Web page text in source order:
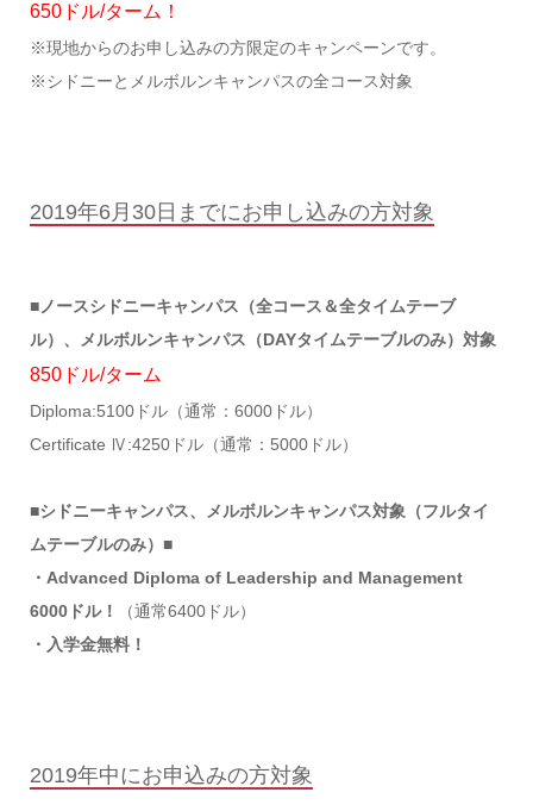
650ドル/ターム！
※現地からのお申し込みの方限定のキャンペーンです。
※シドニーとメルボルンキャンパスの全コース対象
2019年6月30日までにお申し込みの方対象
■ノースシドニーキャンパス（全コース＆全タイムテーブ
ル）、メルボルンキャンパス（DAYタイムテーブルのみ）対象
850ドル/ターム
Diploma:5100ドル（通常：6000ドル）
Certificate Ⅳ:4250ドル（通常：5000ドル）
■シドニーキャンパス、メルボルンキャンパス対象（フルタイ
ムテーブルのみ）■
・Advanced Diploma of Leadership and Management
6000ドル！
（通常6400ドル）
・入学金無料！
2019年中にお申込みの方対象